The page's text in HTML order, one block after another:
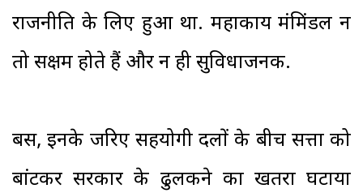
राजनीति के लिए हुआ था. महाकाय मंत्रिमंडल न
तो सक्षम होते हैं और न ही सुविधाजनक.
बस, इनके जरिए सहयोगी दलों के बीच सत्ता को
बांटकर सरकार के ढुलकने का खतरा घटाया